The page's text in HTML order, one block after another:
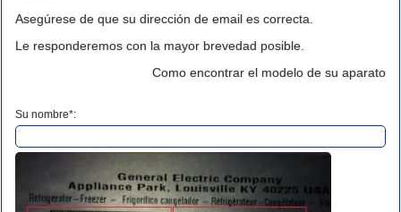
Asegúrese de que su dirección de email es correcta.
Le responderemos con la mayor brevedad posible.
Como encontrar el modelo de su aparato
Su nombre*: